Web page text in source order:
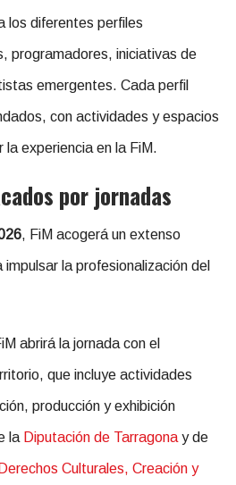
los diferentes perfiles
programadores, iniciativas de
emergentes. Cada perfil
con actividades y espacios
experiencia en la FiM.
por jornadas
, FiM acogerá un extenso
la profesionalización del
abrirá la jornada con el
que incluye actividades
producción y exhibición
la Diputación de Tarragona y de
Culturales, Creación y